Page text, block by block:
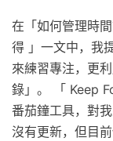
在「如何管理時
得 」一文中，我
來練習專注，更
錄」。 「 Keep
番茄鐘工具，對
沒有更新，但目